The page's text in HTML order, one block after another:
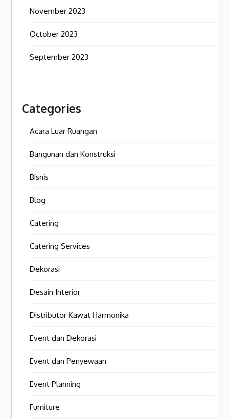
November 2023
October 2023
September 2023
Categories
Acara Luar Ruangan
Bangunan dan Konstruksi
Bisnis
Blog
Catering
Catering Services
Dekorasi
Desain Interior
Distributor Kawat Harmonika
Event dan Dekorasi
Event dan Penyewaan
Event Planning
Furniture